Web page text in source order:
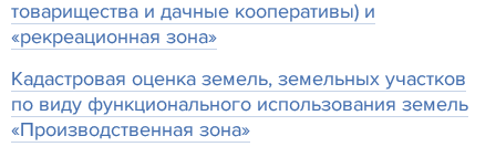
товарищества и дачные кооперативы) и
«рекреационная зона»
Кадастровая оценка земель, земельных участков
по виду функционального использования земель
«Производственная зона»